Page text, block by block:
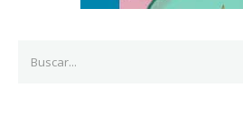
for: